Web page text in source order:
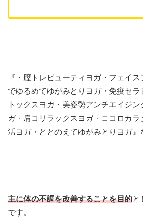
『・膣トレビューティヨガ・フェイ
でゆるめてゆがみとりヨガ・免疫セ
トックスヨガ・美姿勢アンチエイジ
ガ・肩コリラックスヨガ・ココロカ
活ヨガ・ととのえてゆがみとりヨガ
主に体の不調を改善することを目的と
です。